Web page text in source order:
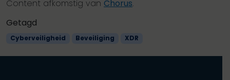
Content afkomstig van Chorus.
Getagd
Cyberveiligheid Beveiliging XDR